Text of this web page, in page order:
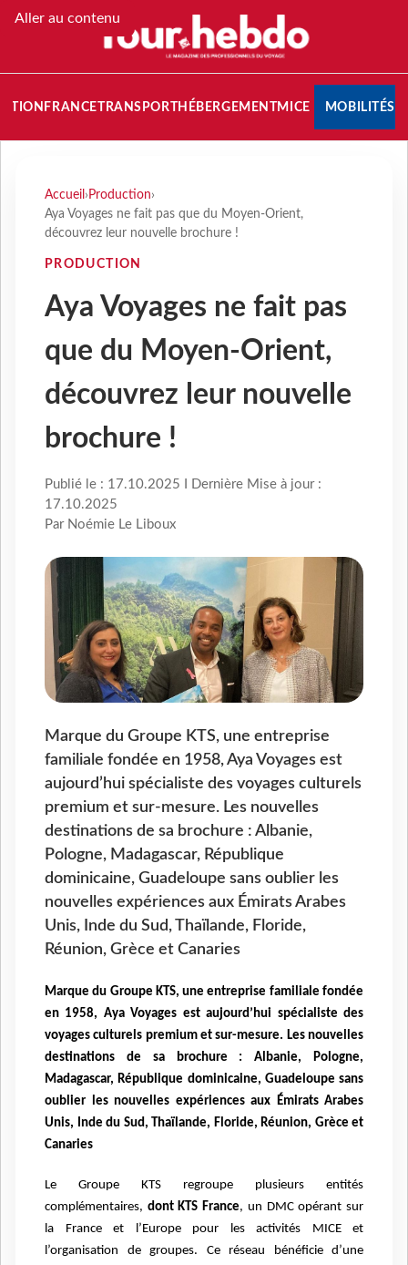
Aller au contenu
FRANCETRANSPORT HÉBERGEMENTMICE MOBILITÉS
Accueil › Production›
Aya Voyages ne fait pas que du Moyen-Orient,
découvrez leur nouvelle brochure !
PRODUCTION
Aya Voyages ne fait pas
que du Moyen-Orient,
découvrez leur nouvelle
brochure !
Publié le : 17.10.2025 I Dernière Mise à jour :
17.10.2025
Par Noémie Le Liboux
Marque du Groupe KTS, une entreprise
familiale fondée en 1958, Aya Voyages est
aujourd’hui spécialiste des voyages culturels
premium et sur-mesure. Les nouvelles
destinations de sa brochure : Albanie,
Pologne, Madagascar, République
dominicaine, Guadeloupe sans oublier les
nouvelles expériences aux Émirats Arabes
Unis, Inde du Sud, Thaïlande, Floride,
Réunion, Grèce et Canaries
Marque du Groupe KTS, une entreprise familiale fondée
en 1958, Aya Voyages est aujourd’hui spécialiste des
voyages culturels premium et sur-mesure. Les nouvelles
destinations de sa brochure : Albanie, Pologne,
Madagascar, République dominicaine, Guadeloupe sans
oublier les nouvelles expériences aux Émirats Arabes
Unis, Inde du Sud, Thaïlande, Floride, Réunion, Grèce et
Canaries
Le Groupe KTS regroupe plusieurs entités
complémentaires, dont KTS France, un DMC opérant sur
la France et l’Europe pour les activités MICE et
l’organisation de groupes. Ce réseau bénéficie d’une